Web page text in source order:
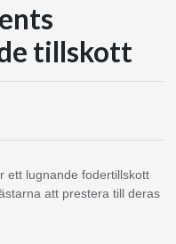
tillskott
ett lugnande fodertillskott
att prestera till deras